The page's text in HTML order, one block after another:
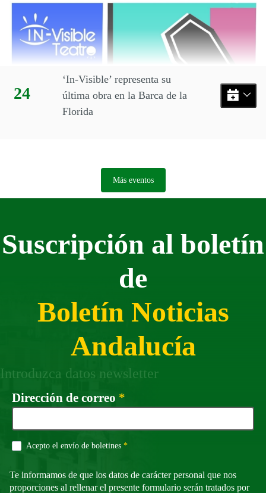
Día:
24
‘In-Visible’ representa su
última obra en la Barca de la
Florida
Más eventos
Suscripción al boletín
de
Boletín Noticias
Andalucía
Introduzca datos newsletter
Dirección de correo *
Acepto el envío de boletines *Campo obligatorio
Te informamos de que los datos de carácter personal que nos
proporciones al rellenar el presente formulario serán tratados por